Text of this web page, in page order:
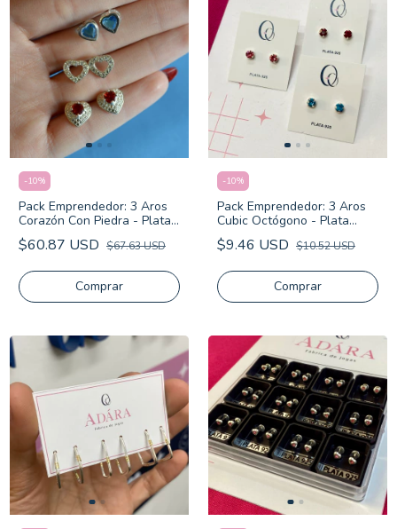
-10%
Pack Emprendedor: 3 Aros
Corazón Con Piedra - Plata
925
$60.87 USD $67.63 USD
-10%
Pack Emprendedor: 3 Aros
Cubic Octógono - Plata
Laminada
$9.46 USD $10.52 USD